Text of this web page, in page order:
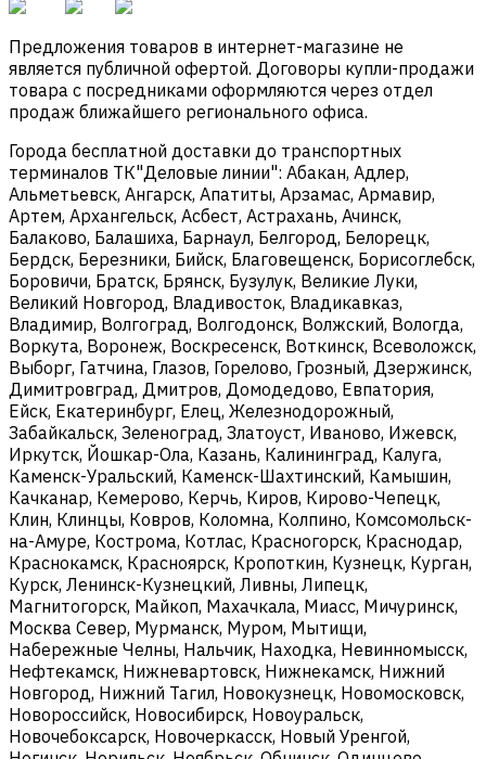
Предложения товаров в интернет-магазине не
является публичной офертой. Договоры купли-продажи
товара с посредниками оформляются через отдел
продаж ближайшего регионального офиса.
Города бесплатной доставки до транспортных
терминалов ТК"Деловые линии": Абакан, Адлер,
Альметьевск, Ангарск, Апатиты, Арзамас, Армавир,
Артем, Архангельск, Асбест, Астрахань, Ачинск,
Балаково, Балашиха, Барнаул, Белгород, Белорецк,
Бердск, Березники, Бийск, Благовещенск, Борисоглебск,
Боровичи, Братск, Брянск, Бузулук, Великие Луки,
Великий Новгород, Владивосток, Владикавказ,
Владимир, Волгоград, Волгодонск, Волжский, Вологда,
Воркута, Воронеж, Воскресенск, Воткинск, Всеволожск,
Выборг, Гатчина, Глазов, Горелово, Грозный, Дзержинск,
Димитровград, Дмитров, Домодедово, Евпатория,
Ейск, Екатеринбург, Елец, Железнодорожный,
Забайкальск, Зеленоград, Златоуст, Иваново, Ижевск,
Иркутск, Йошкар-Ола, Казань, Калининград, Калуга,
Каменск-Уральский, Каменск-Шахтинский, Камышин,
Качканар, Кемерово, Керчь, Киров, Кирово-Чепецк,
Клин, Клинцы, Ковров, Коломна, Колпино, Комсомольск-
на-Амуре, Кострома, Котлас, Красногорск, Краснодар,
Краснокамск, Красноярск, Кропоткин, Кузнецк, Курган,
Курск, Ленинск-Кузнецкий, Ливны, Липецк,
Магнитогорск, Майкоп, Махачкала, Миасс, Мичуринск,
Москва Север, Мурманск, Муром, Мытищи,
Набережные Челны, Нальчик, Находка, Невинномысск,
Нефтекамск, Нижневартовск, Нижнекамск, Нижний
Новгород, Нижний Тагил, Новокузнецк, Новомосковск,
Новороссийск, Новосибирск, Новоуральск,
Новочебоксарск, Новочеркасск, Новый Уренгой,